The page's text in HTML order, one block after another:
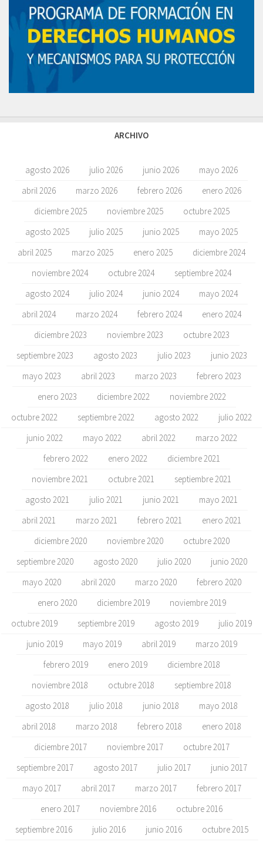
ARCHIVO
agosto 2026 julio 2026 junio 2026
mayo 2026
abril 2026
marzo 2026 febrero 2026
enero 2026
diciembre 2025
noviembre 2025
octubre 2025
agosto 2025
julio 2025 junio 2025
mayo 2025
abril 2025
marzo 2025 enero 2025
diciembre 2024
noviembre 2024
octubre 2024
septiembre 2024
agosto 2024
julio 2024 junio 2024
mayo 2024
abril 2024
marzo 2024 febrero 2024
enero 2024
diciembre 2023
noviembre 2023
octubre 2023
septiembre 2023
agosto 2023 julio 2023
junio 2023
mayo 2023
abril 2023 marzo 2023
febrero 2023
enero 2023
diciembre 2022
noviembre 2022
octubre 2022
septiembre 2022 agosto 2022
julio 2022
junio 2022
mayo 2022 abril 2022
marzo 2022
febrero 2022
enero 2022
diciembre 2021
noviembre 2021
octubre 2021
septiembre 2021
agosto 2021
julio 2021 junio 2021
mayo 2021
abril 2021
marzo 2021 febrero 2021
enero 2021
diciembre 2020
noviembre 2020
octubre 2020
septiembre 2020
agosto 2020 julio 2020
junio 2020
mayo 2020
abril 2020 marzo 2020
febrero 2020
enero 2020
diciembre 2019
noviembre 2019
octubre 2019
septiembre 2019 agosto 2019
julio 2019
junio 2019
mayo 2019 abril 2019
marzo 2019
febrero 2019
enero 2019
diciembre 2018
noviembre 2018
octubre 2018
septiembre 2018
agosto 2018
julio 2018 junio 2018
mayo 2018
abril 2018
marzo 2018 febrero 2018
enero 2018
diciembre 2017
noviembre 2017
octubre 2017
septiembre 2017
agosto 2017 julio 2017
junio 2017
mayo 2017
abril 2017 marzo 2017
febrero 2017
enero 2017
noviembre 2016
octubre 2016
septiembre 2016
julio 2016 junio 2016 octubre 2015